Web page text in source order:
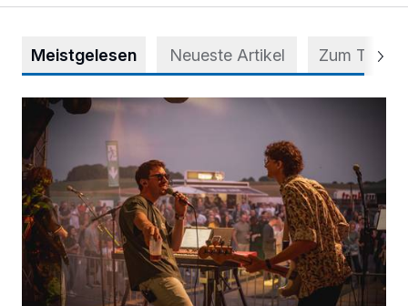
Meistgelesen Neueste Artikel Zum Thema
Mehr als nur ein Festival